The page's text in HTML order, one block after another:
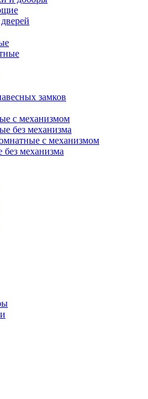
замков
с механизмом
без механизма
с механизмом
механизма